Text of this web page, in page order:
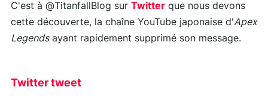
C'est à @TitanfallBlog sur Twitter que nous devons
cette découverte, la chaîne YouTube japonaise d'Apex
Legendsayant rapidement supprimé son message.
Twitter tweet